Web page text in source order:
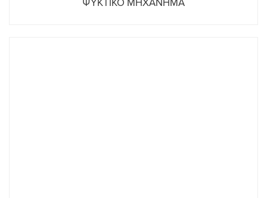
ΨΥΚΤΙΚΟ ΜΗΧΑΝΗΜΑ